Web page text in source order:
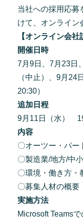
当社への採用応募
けて、オンライン
【オンライン会社
開催日時
7月9日、7月23日
（中止）、9月24
20:30）
追加日程
9月11日（水）
内容
〇オーツー・パー
〇製造業/地方/中
〇環境・働き方・
〇募集人材の概要
実施方法
Microsoft Teams